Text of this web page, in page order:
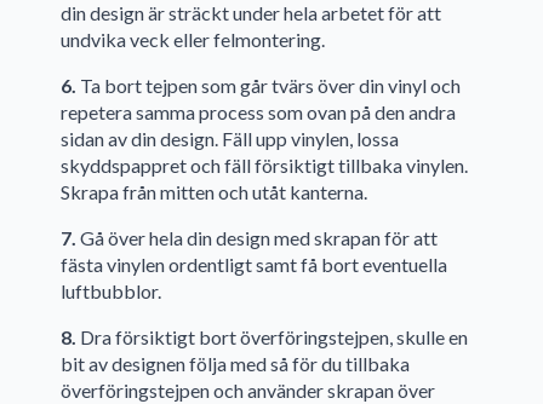
din design är sträckt under hela arbetet för att
undvika veck eller felmontering.
6. Ta bort tejpen som går tvärs över din vinyl och
repetera samma process som ovan på den andra
sidan av din design. Fäll upp vinylen, lossa
skyddspappret och fäll försiktigt tillbaka vinylen.
Skrapa från mitten och utåt kanterna.
7. Gå över hela din design med skrapan för att
fästa vinylen ordentligt samt få bort eventuella
luftbubblor.
8. Dra försiktigt bort överföringstejpen, skulle en
bit av designen följa med så för du tillbaka
överföringstejpen och använder skrapan över